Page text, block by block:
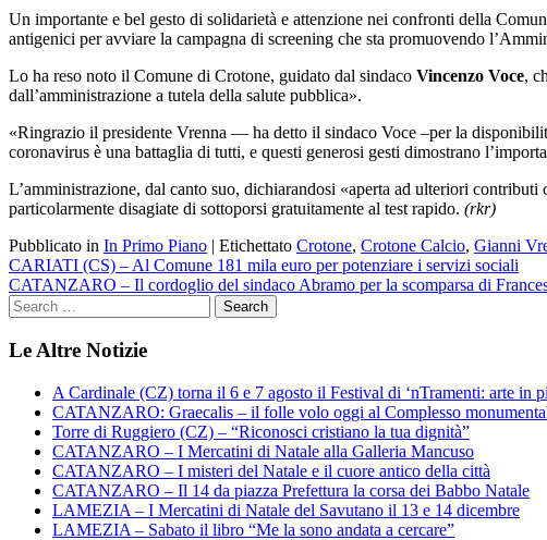
Un importante e bel gesto di solidarietà e attenzione nei confronti della
antigenici per avviare la campagna di screening che sta promuovendo
Lo ha reso noto il Comune di Crotone, guidato dal sindaco Vincenzo Voce,
dall’amministrazione a tutela della salute pubblica».
«Ringrazio il presidente Vrenna — ha detto il sindaco Voce –per la
coronavirus è una battaglia di tutti, e questi generosi gesti dimostrano
L’amministrazione, dal canto suo, dichiarandosi «aperta ad ulteriori
particolarmente disagiate di sottoporsi gratuitamente al test rapido. (rkr)
Pubblicato in In Primo Piano | Etichettato Crotone, Crotone Calcio, Gianni
Navigazione
articoli
CARIATI (CS) – Al Comune 181 mila euro per potenziare i servizi sociali
CATANZARO – Il cordoglio del sindaco Abramo per la scomparsa di
Le Altre Notizie
A Cardinale (CZ) torna il 6 e 7 agosto il Festival di ‘nTramenti: arte in
CATANZARO: Graecalis – il folle volo oggi al Complesso
Torre di Ruggiero (CZ) – “Riconosci cristiano la tua dignità”
CATANZARO – I Mercatini di Natale alla Galleria Mancuso
CATANZARO – I misteri del Natale e il cuore antico della città
CATANZARO – Il 14 da piazza Prefettura la corsa dei Babbo Natale
LAMEZIA – I Mercatini di Natale del Savutano il 13 e 14 dicembre
LAMEZIA – Sabato il libro “Me la sono andata a cercare”